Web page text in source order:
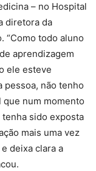
– no Hospital
diretora da
“Como todo aluno
aprendizagem
ele esteve
pessoa, não tenho
que num momento
tenha sido exposta
mais uma vez
deixa clara a